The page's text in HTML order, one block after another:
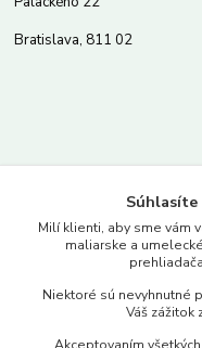
Bratislava, 811 02
www.merkantil.sk
Pondelok-Piatok: 9.00-
objednavky@merkantil-
Súhlasíte
Milí klienti, aby sme vám
maliarske a
Niektoré sú nevyhnutné
Váš zážitok